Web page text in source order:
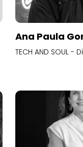
Ana Paula
TECH AND SOUL